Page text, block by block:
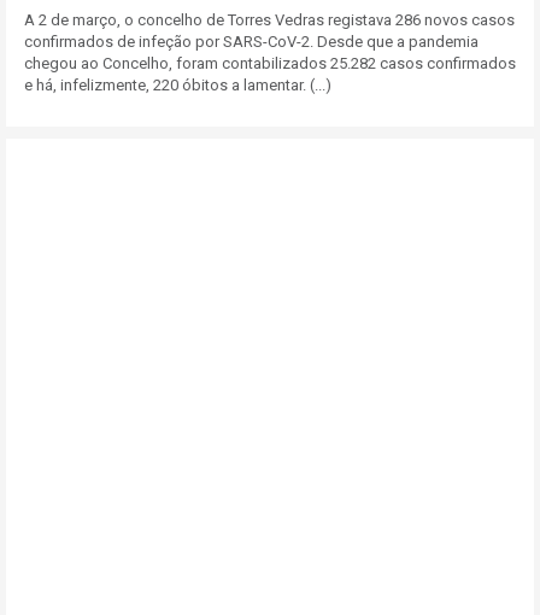
A 2 de março, o concelho de Torres Vedras registava 286 novos casos
confirmados de infeção por SARS-CoV-2. Desde que a pandemia
chegou ao Concelho, foram contabilizados 25.282 casos confirmados
e há, infelizmente, 220 óbitos a lamentar. (...)